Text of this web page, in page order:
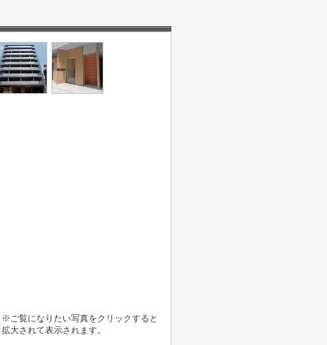
※ご覧になりたい写真をクリックすると
拡大されて表示されます。